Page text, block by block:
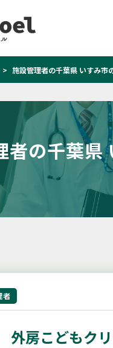
施設管理者の千葉県 いすみ市
者の千葉県
者
房こどもク